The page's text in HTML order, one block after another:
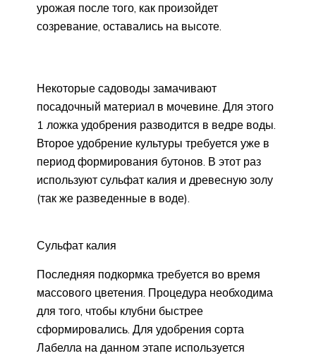
урожая после того, как произойдет
созревание, оставались на высоте.
Некоторые садоводы замачивают
посадочный материал в мочевине. Для этого
1 ложка удобрения разводится в ведре воды.
Второе удобрение культуры требуется уже в
период формирования бутонов. В этот раз
используют сульфат калия и древесную золу
(так же разведенные в воде).
Сульфат калия
Последняя подкормка требуется во время
массового цветения. Процедура необходима
для того, чтобы клубни быстрее
сформировались. Для удобрения сорта
Лабелла на данном этапе используется